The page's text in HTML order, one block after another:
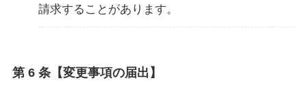
請求することがあります。
第 6 条【変更事項の届出】